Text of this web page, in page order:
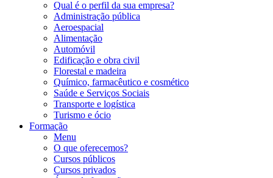
Qual é o perfil da sua empresa?
Administração pública
Aeroespacial
Alimentação
Automóvil
Edificação e obra civil
Florestal e madeira
Químico, farmacêutico e cosmético
Saúde e Serviços Sociais
Transporte e logística
Turismo e ócio
Formação
Menu
O que oferecemos?
Cursos públicos
Cursos privados